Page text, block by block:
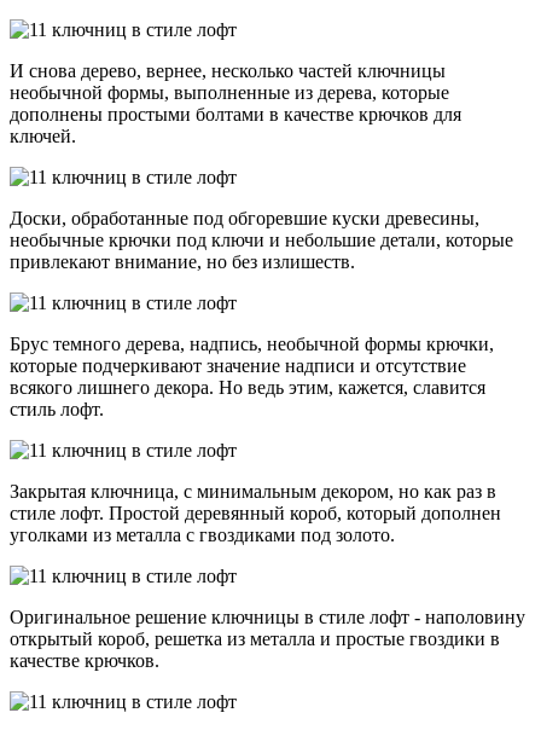
И снова дерево, вернее, несколько частей ключницы
необычной формы, выполненные из дерева, которые
дополнены простыми болтами в качестве крючков для
ключей.
Доски, обработанные под обгоревшие куски древесины,
необычные крючки под ключи и небольшие детали, которые
привлекают внимание, но без излишеств.
Брус темного дерева, надпись, необычной формы крючки,
которые подчеркивают значение надписи и отсутствие
всякого лишнего декора. Но ведь этим, кажется, славится
стиль лофт.
Закрытая ключница, с минимальным декором, но как раз в
стиле лофт. Простой деревянный короб, который дополнен
уголками из металла с гвоздиками под золото.
Оригинальное решение ключницы в стиле лофт - наполовину
открытый короб, решетка из металла и простые гвоздики в
качестве крючков.